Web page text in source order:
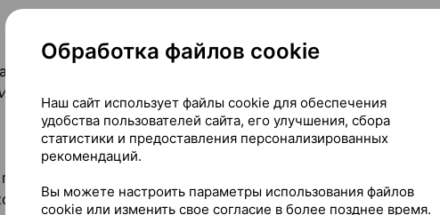
Т. rubrum, Т. mentagrophytes, Т.
canis;
Pityriasis versicolor), вызванный Pityrosporum orbiculare
кожи.
и смешанные грибковобактериальные поражения ногтей.
Обработка файлов cookie
Наш сайт использует файлы cookie для обеспечения
удобства пользователей сайта, его улучшения, сбора
статистики и предоставления персонализированных
рекомендаций.
Вы можете настроить параметры использования файлов
cookie или изменить свое согласие в более позднее время.